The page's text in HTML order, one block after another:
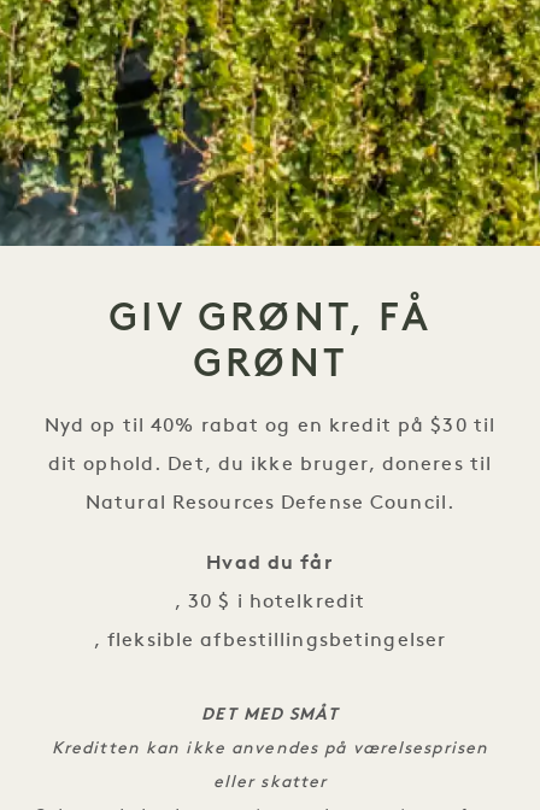
GIV GRØNT, FÅ
GRØNT
Nyd op til 40% rabat og en kredit på $30 til
dit ophold. Det, du ikke bruger, doneres til
Natural Resources Defense Council.
Hvad du får
, 30 $ i hotelkredit
, fleksible afbestillingsbetingelser
DET MED SMÅT
Kreditten kan ikke anvendes på værelsesprisen
eller skatter